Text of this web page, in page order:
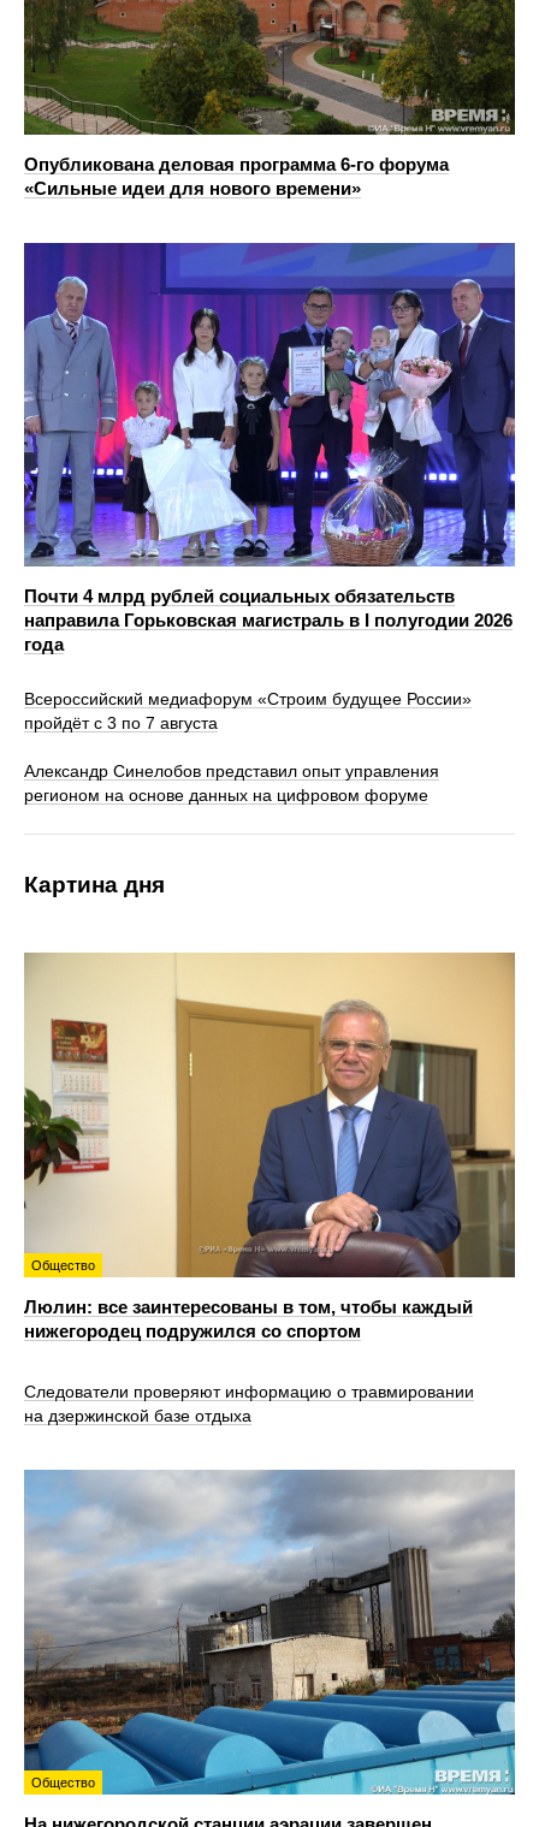
Опубликована деловая программа 6-го форума
«Сильные идеи для нового времени»
Почти 4 млрд рублей социальных обязательств
направила Горьковская магистраль в I полугодии 2026
года
Всероссийский медиафорум «Строим будущее России»
пройдёт с 3 по 7 августа
Александр Синелобов представил опыт управления
регионом на основе данных на цифровом форуме
Картина дня
Общество
Люлин: все заинтересованы в том, чтобы каждый
нижегородец подружился со спортом
Следователи проверяют информацию о травмировании
на дзержинской базе отдыха
Общество